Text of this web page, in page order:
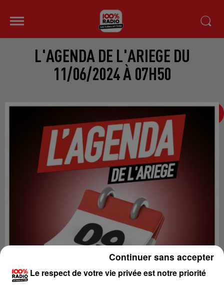
L'AGENDA DE L'ARIEGE DU
11/06/2024 À 07H50
Le respect de votre vie privée est notre priorité
Continuer sans accepter